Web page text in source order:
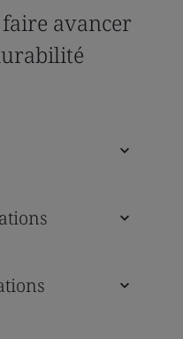
avancer